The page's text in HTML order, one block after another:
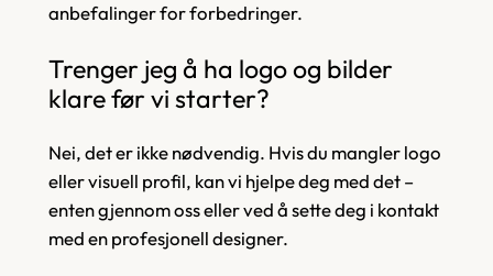
anbefalinger for forbedringer.
Trenger jeg å ha logo og bilder
klare før vi starter?
Nei, det er ikke nødvendig. Hvis du mangler logo
eller visuell profil, kan vi hjelpe deg med det –
enten gjennom oss eller ved å sette deg i kontakt
med en profesjonell designer.